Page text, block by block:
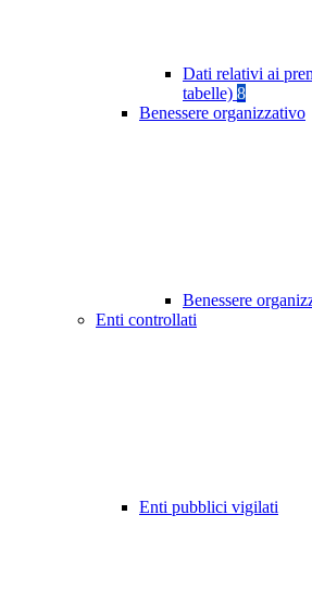
Dati relativi ai
tabelle) 8
Benessere organizzativo
Benessere
Enti controllati
Enti pubblici vigilati